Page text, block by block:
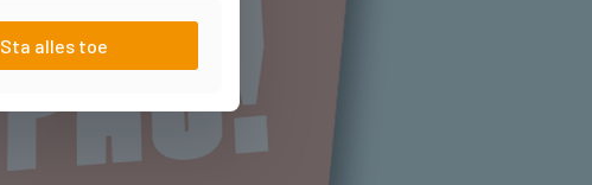
Sta alles toe